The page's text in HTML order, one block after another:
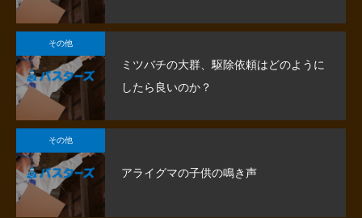
その他
ミツバチの大群、駆除依頼はどのように
したら良いのか？
その他
アライグマの子供の鳴き声